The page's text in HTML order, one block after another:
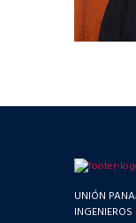
UNIÓN
INGENIEROS